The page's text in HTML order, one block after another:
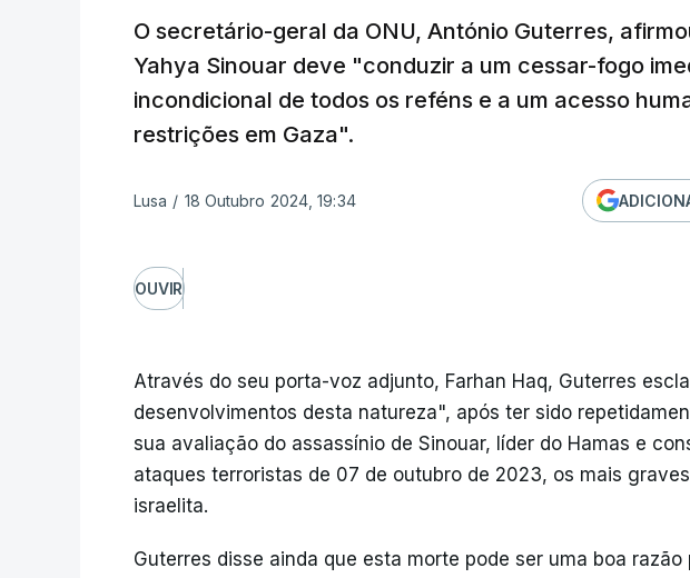
O secretário-geral da ONU, António Guterres,
Yahya Sinouar deve "conduzir a um cessar-fogo
incondicional de todos os reféns e a um acesso
restrições em Gaza".
Lusa / 18 Outubro 2024, 19:34
OUVIR
Através do seu porta-voz adjunto, Farhan Haq, Guterres
desenvolvimentos desta natureza", após ter sido
sua avaliação do assassínio de Sinouar, líder do Hamas e
ataques terroristas de 07 de outubro de 2023, os mais
israelita.
Guterres disse ainda que esta morte pode ser uma boa